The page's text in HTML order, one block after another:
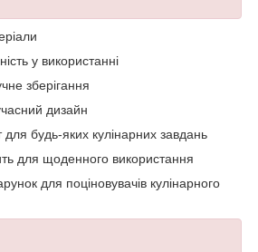
у використанні
зберігання
дизайн
будь-яких кулінарних завдань
для щоденного використання
для поціновувачів кулінарного